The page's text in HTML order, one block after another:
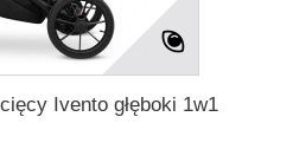
Ivento głęboki 1w1